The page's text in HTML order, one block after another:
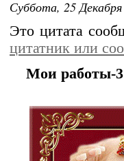
Суббота, 25
Это цитата
цитатник или
Мои работы-